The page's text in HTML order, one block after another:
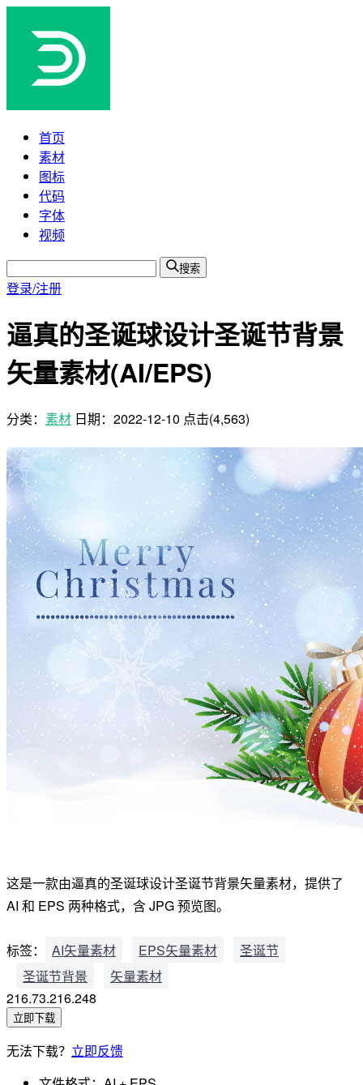
首页
素材
图标
代码
字体
视频
搜索
登录/注册
逼真的圣诞球设计圣诞节背景
矢量素材(AI/EPS)
分类： 素材 日期： 2022-12-10 点击(4,563)
这是一款由逼真的圣诞球设计圣诞节背景矢量素材，提供了
AI 和 EPS 两种格式，含 JPG 预览图。
标签： AI矢量素材 EPS矢量素材
圣诞节
圣诞节背景
矢量素材
216.73.216.248
立即下载
无法下载？ 立即反馈